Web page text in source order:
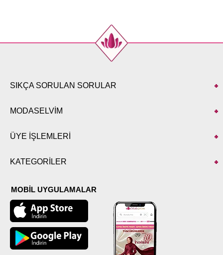
SIKÇA SORULAN SORULAR
MODASELVİM
ÜYE İŞLEMLERİ
KATEGORİLER
MOBİL UYGULAMALAR